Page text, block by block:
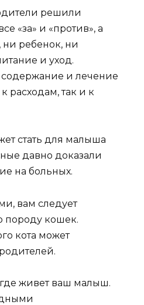
решили
«за» и «против», а
ни ребенок, ни
и уход.
содержание и лечение
расходам, так и к
стать для малыша
давно доказали
на больных.
вам следует
породу кошек.
кота может
живет ваш малыш.